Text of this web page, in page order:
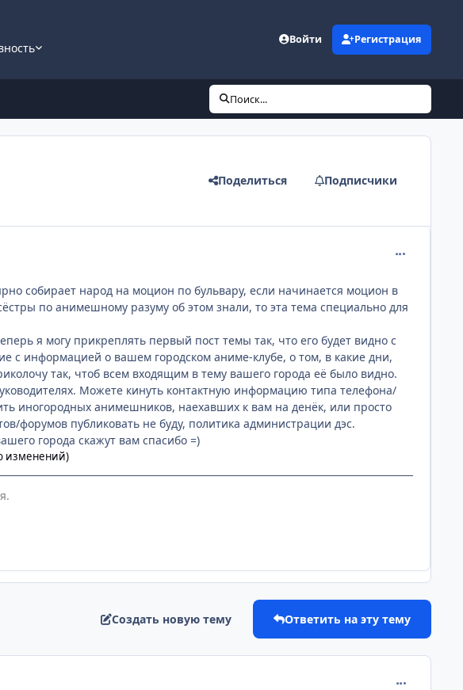
Войти Регистрация
Поиск...
Поделиться Подписчики
собирает народ на моцион по бульвару, если начинается моцион в
по анимешному разуму об этом знали, то эта тема специально для
я могу прикреплять первый пост темы так, что его будет видно с
с информацией о вашем городском аниме-клубе, о том, в какие дни,
так, чтоб всем входящим в тему вашего города её было видно.
Можете кинуть контактную информацию типа телефона/
иногородных анимешников, наехавших к вам на денёк, или просто
форумов публиковать не буду, политика администрации дэс.
города скажут вам спасибо =)
изменений)
Создать новую тему Ответить на эту тему